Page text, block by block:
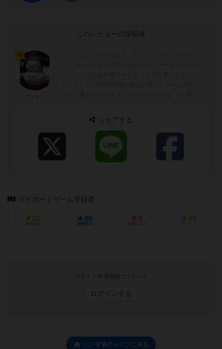
このレビューの投稿者
シェアする
マイボードゲーム登録者
21
興味あり
89
経験あり
8
お気に入り
49
持ってる
ログイン/会員登録でコメント
ログインする
パンダ雀のトップに戻る